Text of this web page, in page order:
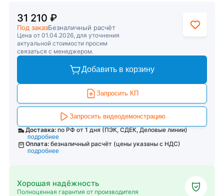
31 210 ₽
Под заказБезналичный расчёт
Цена от 01.04.2026, для уточнения
актуальной стоимости просим
связаться с менеджером.
Добавить в корзину
Запросить КП
Запросить видеодемонстрацию
Доставка: по РФ от 1 дня (ПЭК, СДЕК, Деловые линии)
подробнее
Оплата: безналичный расчёт (цены указаны с НДС)
подробнее
Хорошая надёжность
Полноценная гарантия от производителя